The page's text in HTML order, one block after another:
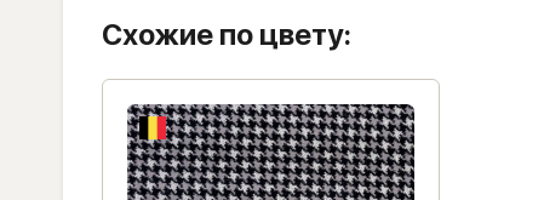
Схожие по цвету: